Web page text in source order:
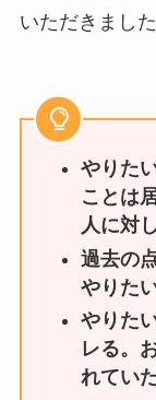
いただきました
やりた
ことは
人に対
過去の
やりた
やりた
レる。
れてい